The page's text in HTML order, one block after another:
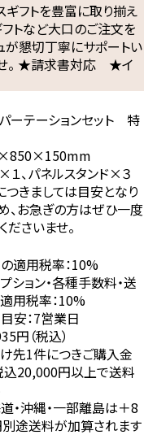
フトを豊富に取り揃え
トなど大口のご注文を
が懇切丁寧にサポートい
せ。 ★請求書対応 ★イ
ーテーションセット 特
１、パネルスタンド×３
つきましては目安となり
、お急ぎの方はぜひ一度
ださいませ。
適用税率：10%
ション・各種手数料・送
用税率：10%
安：7営業日
円（税込）
先1件につきご購入金
込20,000円以上で送料
・沖縄・一部離島は＋8
途送料が加算されます